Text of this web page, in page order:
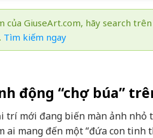
của GiuseArt.com, hãy search
Tìm kiếm ngay
động “chợ búa”
trí mới đang biến màn ảnh nhỏ
ai mang đến một “đứa con